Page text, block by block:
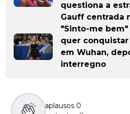
questiona a
Gauff centrada
"Sinto-me bem"
quer
em Wuhan,
interregno
aplausos 0